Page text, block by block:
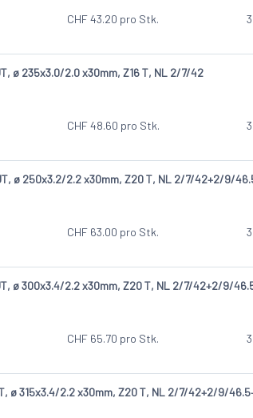
CHF43.20 pro Stk.
ø 235x3.0/2.0 x30mm, Z16 T, NL 2/7/42
CHF48.60 pro Stk.
ø 250x3.2/2.2 x30mm, Z20 T, NL 2/7/42+2/9/
CHF 63.00 pro Stk.
ø 300x3.4/2.2 x30mm, Z20 T, NL 2/7/42+2/9/
CHF 65.70 pro Stk.
ø 315x3.4/2.2 x30mm, Z20 T, NL 2/7/42+2/9/